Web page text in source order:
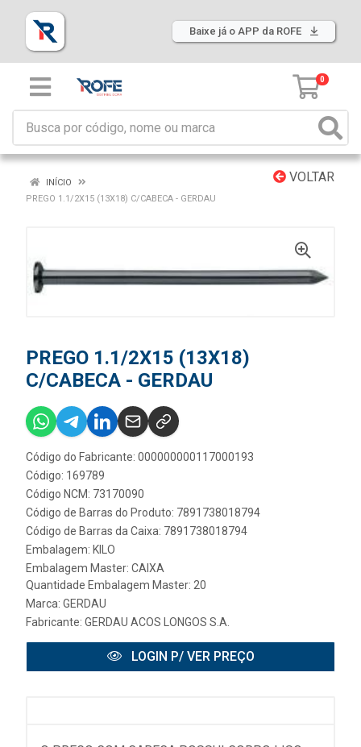
Baixe já o APP da ROFE
0
VOLTAR
INÍCIO
PREGO 1.1/2X15 (13X18) C/CABECA - GERDAU
PREGO 1.1/2X15 (13X18)
C/CABECA - GERDAU
Código do Fabricante: 000000000117000193
Código: 169789
Código NCM: 73170090
Código de Barras do Produto: 7891738018794
Código de Barras da Caixa: 7891738018794
Embalagem: KILO
Embalagem Master: CAIXA
Quantidade Embalagem Master: 20
Marca: GERDAU
Fabricante: GERDAU ACOS LONGOS S.A.
LOGIN P/ VER PREÇO